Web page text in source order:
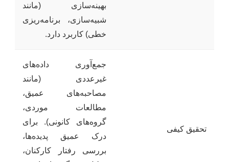
بهینه‌سازی (مانند
شبیه‌سازی، برنامه‌ریزی
خطی) کاربرد دارد.
تحقیق کیفی
جمع‌آوری داده‌های
غیرعددی (مانند
مصاحبه‌های عمیق،
مطالعات موردی،
گروه‌های کانونی). برای
درک عمیق پدیده‌ها،
بررسی رفتار کارکنان،